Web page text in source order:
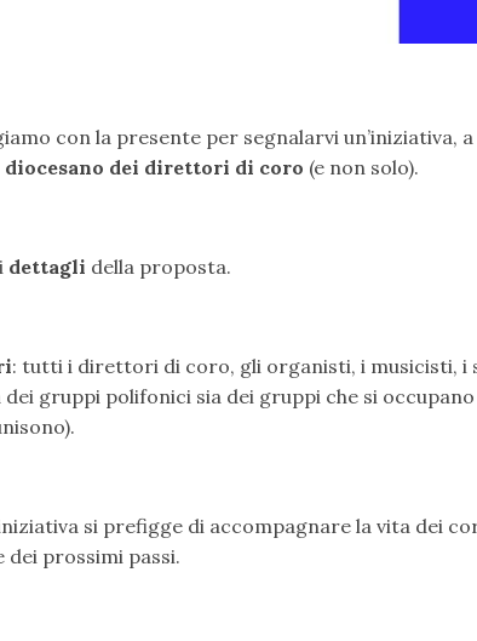
con la presente per segnalarvi un’iniziativa,
dei direttori di coro (e non solo).
dettagli della proposta.
: tutti i direttori di coro, gli organisti, i musicisti,
dei gruppi polifonici sia dei gruppi che si
si prefigge di accompagnare la vita dei
dei prossimi passi.